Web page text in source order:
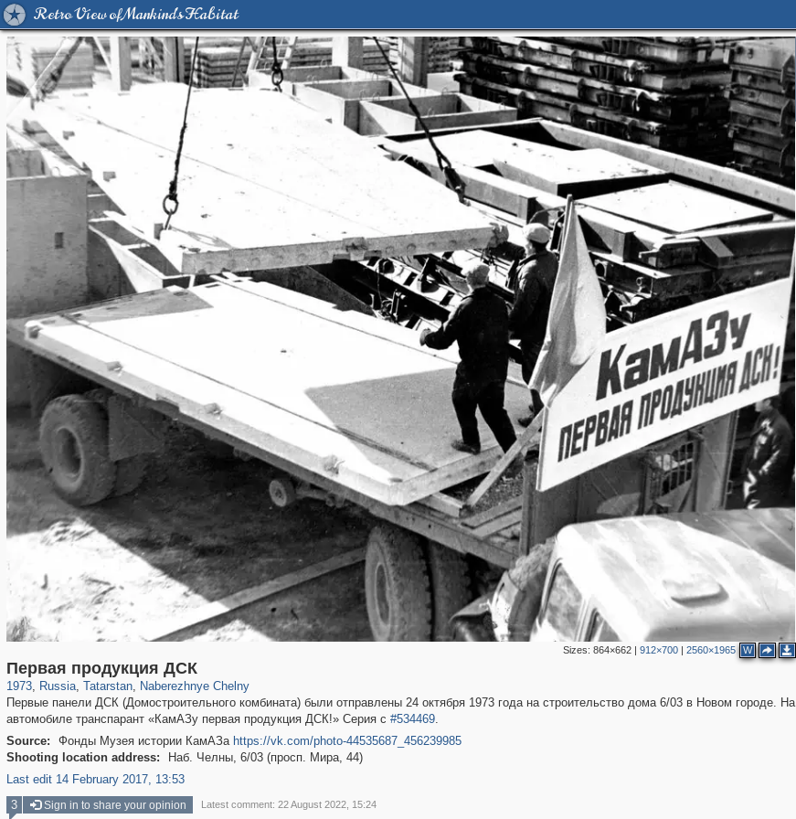
Retro View of Mankind's Habitat
Sizes: 864×662| 912×700| 2560×1965 W
Первая продукция ДСК
1973, Russia
1,406,257 29,243
, Tatarstan
16,583 179
, Naberezhnye Chelny
1,321
Первые панели ДСК (Домостроительного комбината) были отправлены 24 октября 1973 года на строительство дома 6/03 в Новом городе. На
автомобиле транспарант «КамАЗу первая продукция ДСК!» Серия с #534469.
Source:
Фонды Музея истории КамАЗа https://vk.com/photo-44535687_456239985
Shooting location address:
Наб. Челны, 6/03 (просп. Мира, 44)
Last edit 14 February 2017, 13:53
3 Sign in to share your opinion Latest comment: 22 August 2022, 15:24